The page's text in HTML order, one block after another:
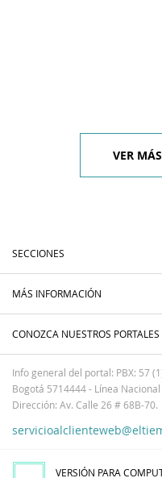
VER
SECCIONES
MÁS INFORMACIÓN
CONOZCA NUESTROS PORTALES
Info general del portal: PBX: 57
Bogotá 5714444 - Línea
Dirección: Av. Calle 26 # 68B-70.
VERSIÓN PARA